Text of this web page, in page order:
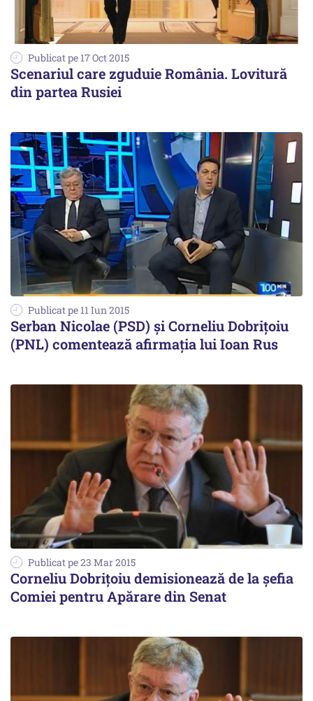
Publicat pe 17 Oct 2015
Scenariul care zguduie România. Lovitură
din partea Rusiei
Publicat pe 11 Iun 2015
Serban Nicolae (PSD) și Corneliu Dobrițoiu
(PNL) comentează afirmația lui Ioan Rus
Publicat pe 23 Mar 2015
Corneliu Dobrițoiu demisionează de la șefia
Comiei pentru Apărare din Senat